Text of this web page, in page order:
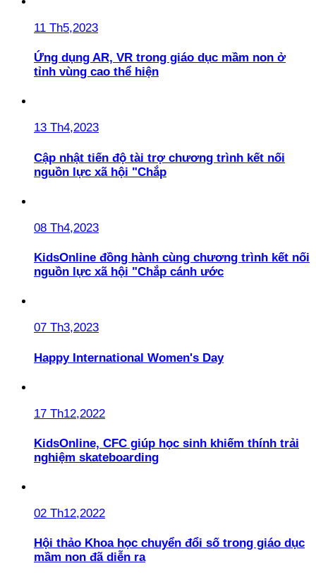
11 Th5,2023
Ứng dụng AR, VR trong giáo dục mầm non ở
tỉnh vùng cao thể hiện
13 Th4,2023
Cập nhật tiến độ tài trợ chương trình kết nối
nguồn lực xã hội "Chắp
08 Th4,2023
KidsOnline đồng hành cùng chương trình kết nối
nguồn lực xã hội "Chắp cánh ước
07 Th3,2023
Happy International Women's Day
17 Th12,2022
KidsOnline, CFC giúp học sinh khiếm thính trải
nghiệm skateboarding
02 Th12,2022
Hội thảo Khoa học chuyển đổi số trong giáo dục
mầm non đã diễn ra